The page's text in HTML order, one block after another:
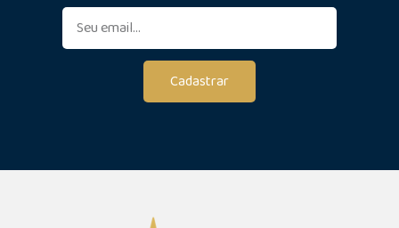
Cadastrar